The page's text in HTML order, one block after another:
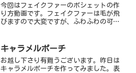
How to make a pochette（Film
043）
今回はフェイクファーのポシェットの作
り方動画です。フェイクファーは毛が飛
びますので大変ですが、ふわふわの可愛
から無料ダウンロードしてご自宅のプリ
キャラメルポーチ
お越し下さり有難うございます。昨日は
キャラメルポーチを作ってみました。表